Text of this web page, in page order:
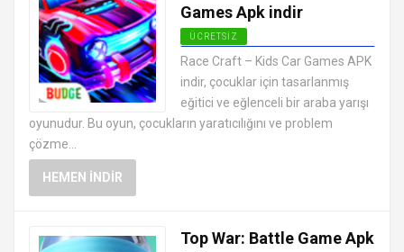
Games Apk indir
ÜCRETSIZ
EN İYI ANDROID APK OYUNLARI
ÜCRETSIZ
Race Craft – Kids Car Games APK
indir, çocuklar için tasarlanmış
eğitici ve eğlenceli bir araba yarışı
oyunudur. Bu oyun, çocukların yaratıcılığını ve problem
çözme...
HEMEN İNDIR
Top War: Battle Game Apk